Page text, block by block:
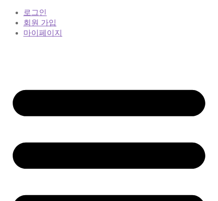
로그인
회원 가입
마이페이지